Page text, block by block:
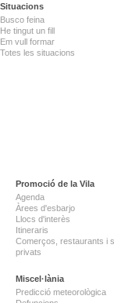
Situacions
Busco feina
He tingut un fill
Em vull formar
Totes les situacions
Promoció de la Vila
Agenda
Àrees d'esbarjo
Llocs d'interès
Itineraris
Comerços, restaurants i
privats
Miscel·lània
Predicció meteorològica